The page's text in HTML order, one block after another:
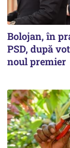
Bolojan, în
PSD, după
noul premier